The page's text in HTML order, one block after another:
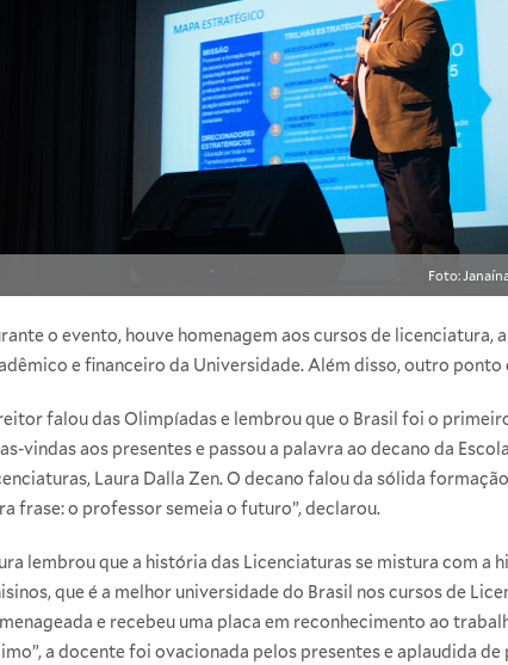
Foto:
o evento, houve homenagem aos cursos de licenciatura,
e financeiro da Universidade. Além disso, outro
falou das Olimpíadas e lembrou que o Brasil foi o
vindas aos presentes e passou a palavra ao decano da
Laura Dalla Zen. O decano falou da sólida
frase: o professor semeia o futuro”, declarou.
lembrou que a história das Licenciaturas se mistura com a
que é a melhor universidade do Brasil nos cursos de
e recebeu uma placa em reconhecimento ao
a docente foi ovacionada pelos presentes e aplaudida de